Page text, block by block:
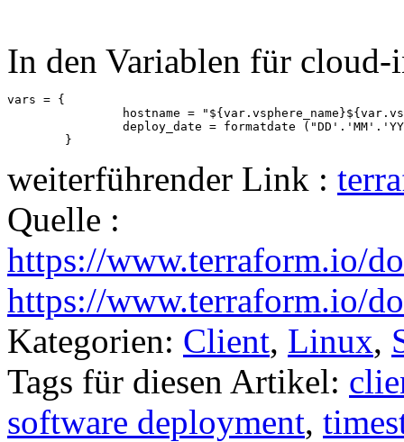
In den Variablen für
vars = {
hostname =
deploy_date = formatdate
        }
weiterführender Link :
Quelle :
https://www.terraform.io/
https://www.terraform.io/
Kategorien: Client, Linux,
Tags für diesen Artikel:
software deployment,